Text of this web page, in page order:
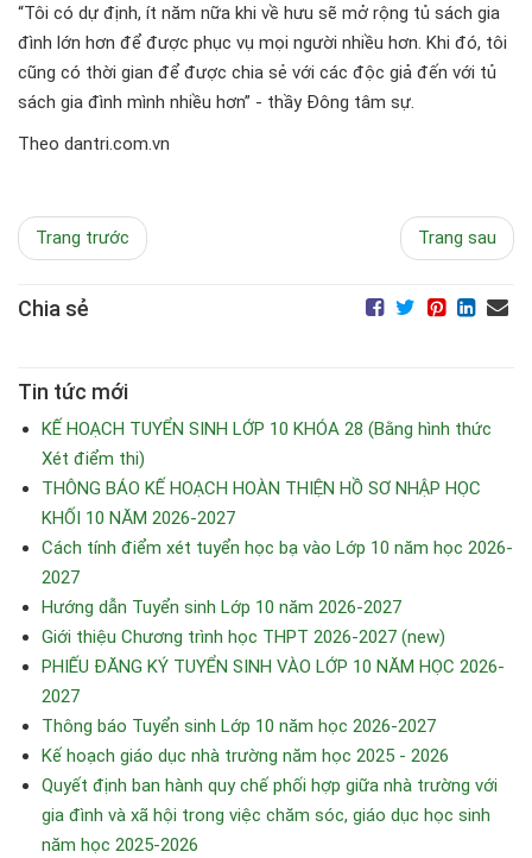
“Tôi có dự định, ít năm nữa khi về hưu sẽ mở rộng tủ sách gia
đình lớn hơn để được phục vụ mọi người nhiều hơn. Khi đó, tôi
cũng có thời gian để được chia sẻ với các độc giả đến với tủ
sách gia đình mình nhiều hơn” - thầy Đông tâm sự.
Theo dantri.com.vn
Trang trước Trang sau
Chia sẻ
Tin tức mới
KẾ HOẠCH TUYỂN SINH LỚP 10 KHÓA 28 (Bằng hình thức
Xét điểm thi)
THÔNG BÁO KẾ HOẠCH HOÀN THIỆN HỒ SƠ NHẬP HỌC
KHỐI 10 NĂM 2026-2027
Cách tính điểm xét tuyển học bạ vào Lớp 10 năm học 2026-
2027
Hướng dẫn Tuyển sinh Lớp 10 năm 2026-2027
Giới thiệu Chương trình học THPT 2026-2027 (new)
PHIẾU ĐĂNG KÝ TUYỂN SINH VÀO LỚP 10 NĂM HỌC 2026-
2027
Thông báo Tuyển sinh Lớp 10 năm học 2026-2027
Kế hoạch giáo dục nhà trường năm học 2025 - 2026
Quyết định ban hành quy chế phối hợp giữa nhà trường với
gia đình và xã hội trong việc chăm sóc, giáo dục học sinh
năm học 2025-2026